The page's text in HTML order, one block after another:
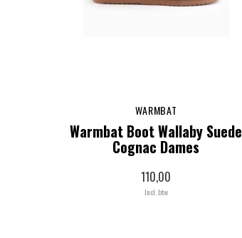
WARMBAT
Warmbat Boot Wallaby Suede
Cognac Dames
110,00
Incl. btw